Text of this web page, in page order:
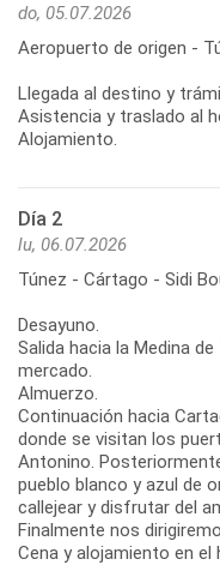
do, 05.07.2026
Aeropuerto de origen -
Llegada al destino y
Asistencia y traslado al
Alojamiento.
Día 2
lu, 06.07.2026
Túnez - Cártago - Sidi
Desayuno.
Salida hacia la Medina
mercado.
Almuerzo.
Continuación hacia
donde se visitan los
Antonino.
pueblo blanco y azul de
callejear y disfrutar del
Finalmente nos
Cena y alojamiento en el